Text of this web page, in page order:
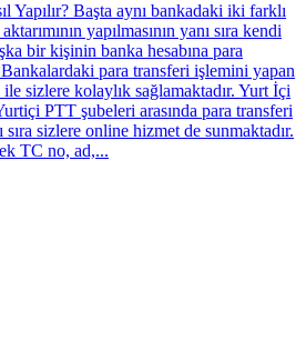
Yapılır? Başta aynı bankadaki iki farklı
yapılmasının yanı sıra kendi
bir kişinin banka hesabına para
Bankalardaki para transferi işlemini yapan
sizlere kolaylık sağlamaktadır. Yurt İçi
PTT şubeleri arasında para transferi
sizlere online hizmet de sunmaktadır.
TC no, ad,...